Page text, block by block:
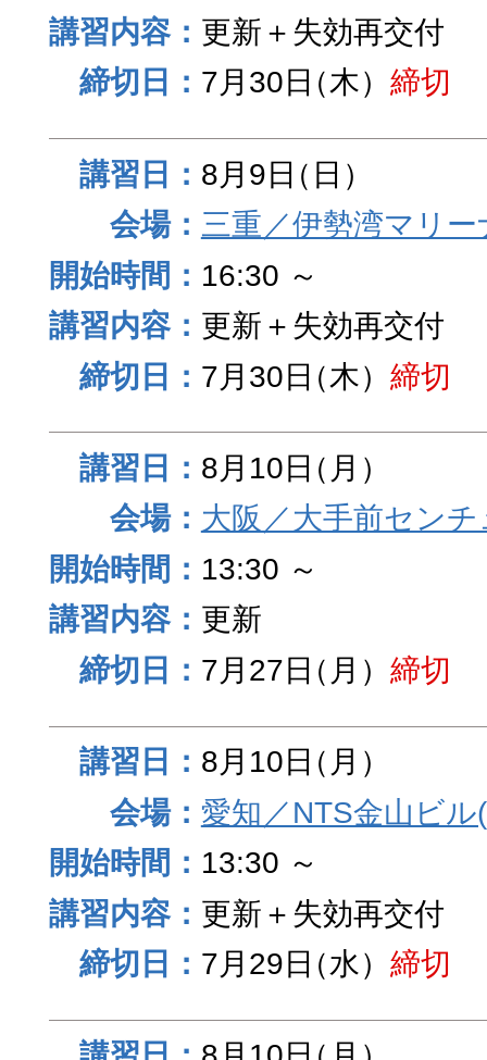
更新＋失効再交付
7月30日（木） 締切
8月9日（日）
三重／伊勢湾マリー
16:30 ～
更新＋失効再交付
7月30日（木） 締切
8月10日（月）
大阪／大手前セン
13:30 ～
更新
7月27日（月） 締切
8月10日（月）
愛知／NTS金山ビ
13:30 ～
更新＋失効再交付
7月29日（水） 締切